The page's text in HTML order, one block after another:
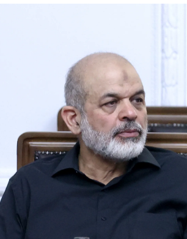
بورس تهران